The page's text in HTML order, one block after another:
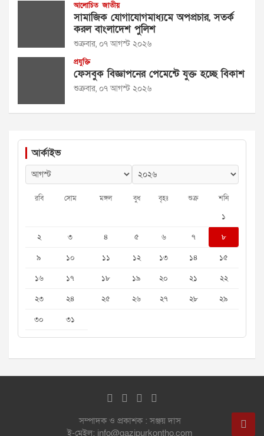
আলোচিত জাতীয়
সামাজিক যোগাযোগমাধ্যমে অপপ্রচার, সতর্ক
করল বাংলাদেশ পুলিশ
শুক্রবার, ০৭ আগস্ট ২০২৬
প্রযুক্তি
ফেসবুক বিজ্ঞাপনের পেমেন্টে যুক্ত হচ্ছে বিকাশ
শুক্রবার, ০৭ আগস্ট ২০২৬
আর্কাইভ
রবি সোম মঙ্গল বুধ বৃহঃ শুক্র শনি
১
২
৩ ৪ ৫ ৬ ৭
৮
৯
১০ ১১ ১২ ১৩ ১৪
১৫
১৬
১৭ ১৮ ১৯ ২০ ২১
২২
২৩
২৪ ২৫ ২৬ ২৭ ২৮
২৯
৩০
৩১
সম্পাদক ও প্রকাশক : সঞ্জয় দাস
ই-মেইল: info@gazipurkontho.com